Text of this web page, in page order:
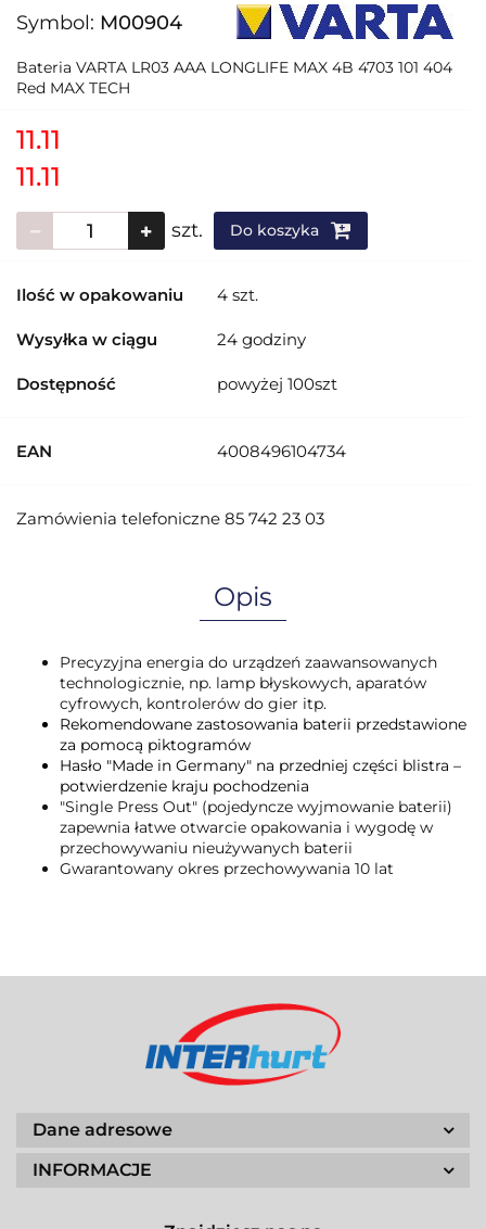
Symbol: M00904
Bateria VARTA LR03 AAA LONGLIFE MAX 4B 4703 101 404
Red MAX TECH
11.11
11.11
szt. Do koszyka
Ilość w opakowaniu 4 szt.
Wysyłka w ciągu 24 godziny
Dostępność powyżej 100szt
EAN 4008496104734
Zamówienia telefoniczne 85 742 23 03
Opis
Precyzyjna energia do urządzeń zaawansowanych
technologicznie, np. lamp błyskowych, aparatów
cyfrowych, kontrolerów do gier itp.
Rekomendowane zastosowania baterii przedstawione
za pomocą piktogramów
Hasło "Made in Germany" na przedniej części blistra –
potwierdzenie kraju pochodzenia
"Single Press Out" (pojedyncze wyjmowanie baterii)
zapewnia łatwe otwarcie opakowania i wygodę w
przechowywaniu nieużywanych baterii
Gwarantowany okres przechowywania 10 lat
Dane adresowe
INFORMACJE